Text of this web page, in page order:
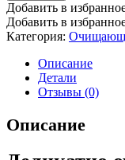
Добавить в
Добавить в
Категория:
Описание
Детали
Отзывы (0)
Описание